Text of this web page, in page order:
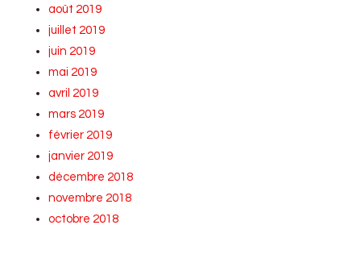
août 2019
juillet 2019
juin 2019
mai 2019
avril 2019
mars 2019
février 2019
janvier 2019
décembre 2018
novembre 2018
octobre 2018